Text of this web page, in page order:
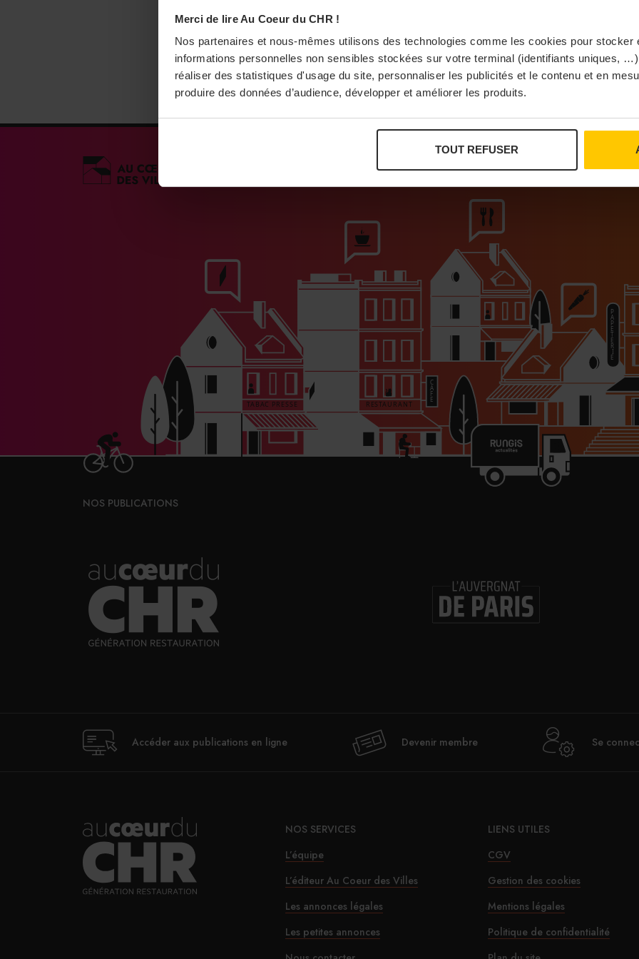
Merci de lire Au Coeur du CHR !
Nos partenaires et nous-mêmes utilisons des technologies comme les cookies pour stocker
informations personnelles non sensibles stockées sur votre terminal (identifiants uniques,
réaliser des statistiques d'usage du site, personnaliser les publicités et le contenu et en
produire des données d’audience, développer et améliorer les produits.
TOUT REFUSER
À
Les
Médias engagés pour que vivent les commerces de proximité
NOS PUBLICATIONS
Accéder aux publications en ligne Devenir membre Se
NOS SERVICES
L’équipe
L’éditeur Au Coeur des Villes
Les annonces légales
Les petites annonces
LIENS UTILES
CGV
Gestion des cookies
Mentions légales
Politique de confidentialité